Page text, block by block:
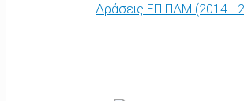
Δράσεις ΕΠ ΠΔΜ (2014 -